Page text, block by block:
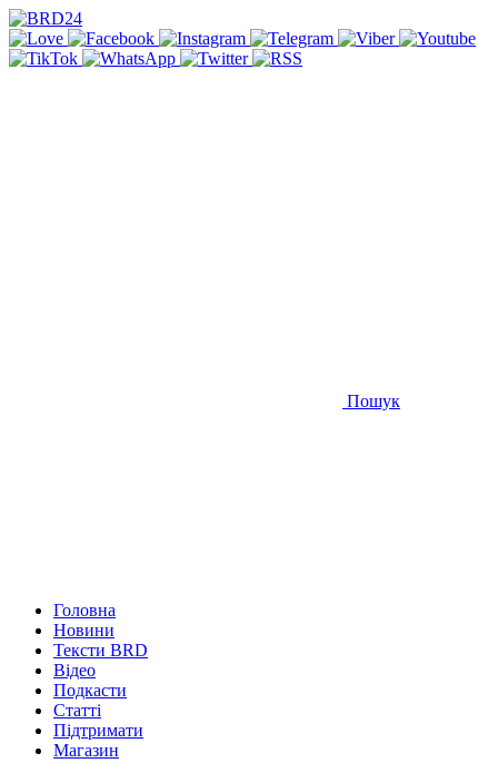
Пошук
Головна
Новини
Тексти BRD
Відео
Подкасти
Статті
Підтримати
Магазин